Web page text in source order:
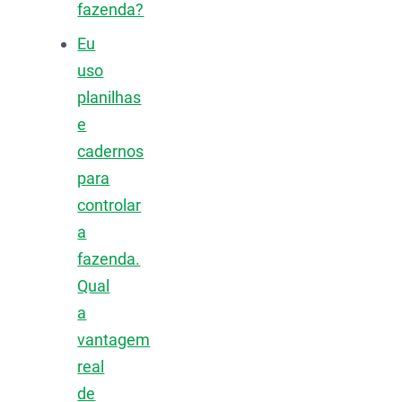
fazenda?
Eu
uso
planilhas
e
cadernos
para
controlar
a
fazenda.
Qual
a
vantagem
real
de